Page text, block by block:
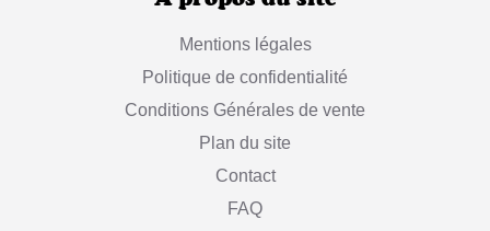
Mentions légales
Politique de confidentialité
Conditions Générales de vente
Plan du site
Contact
FAQ